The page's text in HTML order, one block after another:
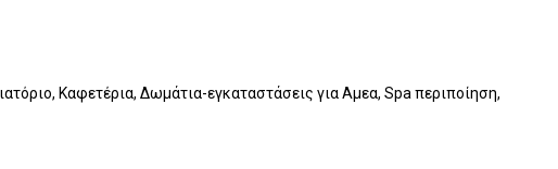
Καφετέρια, Δωμάτια-εγκαταστάσεις για Αμεα, Spa περιποίηση,